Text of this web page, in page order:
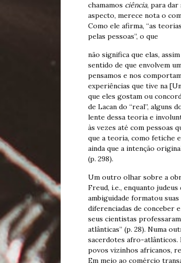
chamamos ciência, para dar
aspecto, merece nota o
Como ele afirma, “as
pelas pessoas”, o que
não significa que elas,
sentido de que envolvem
pensamos e nos
experiências que tive na
que eles gostam ou
de Lacan do “real”, alguns
lente dessa teoria e
às vezes até com pessoas
que a teoria, como fetiche
ainda que a intenção
(p. 298).
Um outro olhar sobre a
Freud, i.e., enquanto
ambiguidade formatou
diferenciadas de conceber
seus cientistas
atlânticas” (p. 28). Numa
sacerdotes afro-atlânticos.
povos vizinhos africanos,
Em meio ao comércio